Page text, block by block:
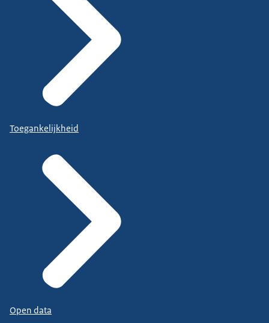
Toegankelijkheid
Open data